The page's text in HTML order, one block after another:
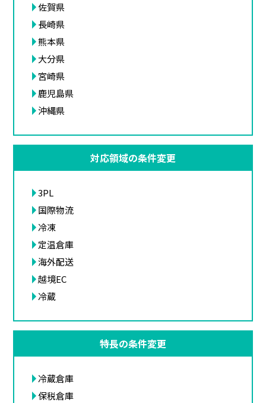
佐賀県
長崎県
熊本県
大分県
宮崎県
鹿児島県
沖縄県
対応領域の条件変更
3PL
国際物流
冷凍
定温倉庫
海外配送
越境EC
冷蔵
特長の条件変更
冷蔵倉庫
保税倉庫